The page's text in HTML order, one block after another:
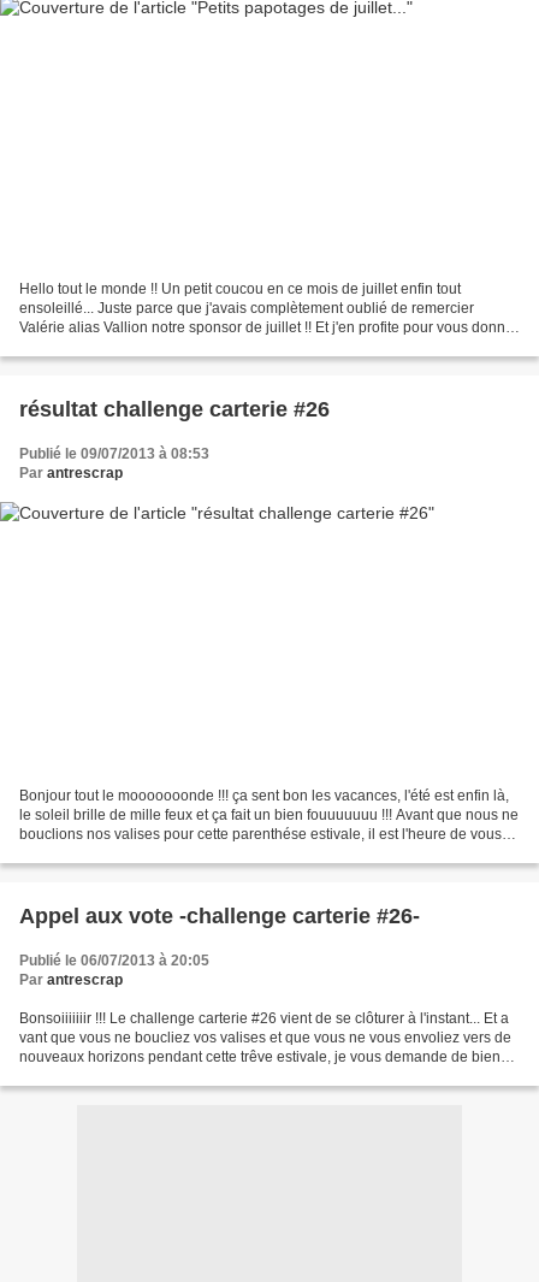
Hello tout le monde !! Un petit coucou en ce mois de juillet enfin tout
ensoleillé... Juste parce que j'avais complètement oublié de remercier
Valérie alias Vallion notre sponsor de juillet !! Et j'en profite pour vous donner
résultat challenge carterie #26
Publié le 09/07/2013 à 08:53
Par antrescrap
Bonjour tout le mooooooonde !!! ça sent bon les vacances, l'été est enfin là,
le soleil brille de mille feux et ça fait un bien fouuuuuuu !!! Avant que nous ne
bouclions nos valises pour cette parenthése estivale, il est l'heure de vous
Appel aux vote -challenge carterie #26-
Publié le 06/07/2013 à 20:05
Par antrescrap
Bonsoiiiiiiir !!! Le challenge carterie #26 vient de se clôturer à l'instant... Et a
vant que vous ne boucliez vos valises et que vous ne vous envoliez vers de
nouveaux horizons pendant cette trêve estivale, je vous demande de bien